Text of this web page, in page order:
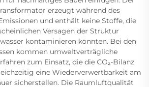
erzeugt während des
und enthält keine Stoffe, die
Versagen der Struktur
kontaminieren könnten. Bei den
kommen umweltverträgliche
zum Einsatz, die die CO₂-Bilanz
eine Wiederverwertbarkeit am
sicherstellen. Die Raumluftqualität